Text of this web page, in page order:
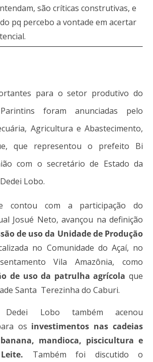
são críticas construtivas, e
pq percebo a vontade em acertar
para o setor produtivo do
foram anunciadas pelo
Agricultura e Abastecimento,
que representou o prefeito Bi
com o secretário de Estado da
Lobo.
contou com a participação do
Josué Neto, avançou na definição
de uso da Unidade de Produção
no Comunidade do Açaí, no
Vila Amazônia, como
de uso da patrulha agrícola que
Santa Terezinha do Caburi.
Lobo também acenou
os investimentos nas cadeias
mandioca, piscicultura e
Também foi discutido o